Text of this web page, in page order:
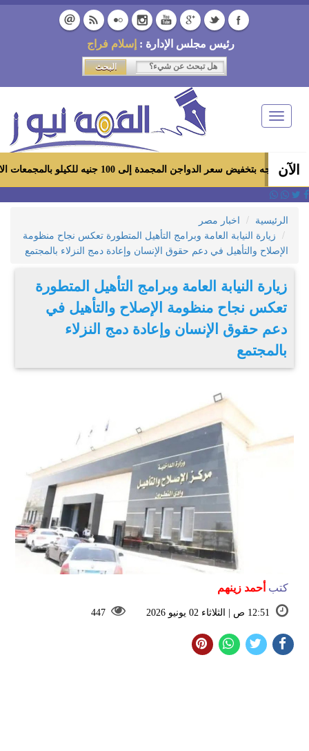
رئيس مجلس الإدارة : إسلام فراج
Toggle
navigation
الآن
المجمدة إلى 100 جنيه للكيلو بالمجمعات الاستهلاكية ومعارض «أهلاً رمضان»
الرئيسية
اخبار مصر
زيارة النيابة العامة وبرامج التأهيل المتطورة تعكس نجاح منظومة
الإصلاح والتأهيل في دعم حقوق الإنسان وإعادة دمج النزلاء بالمجتمع
زيارة النيابة العامة وبرامج التأهيل المتطورة
تعكس نجاح منظومة الإصلاح والتأهيل في
دعم حقوق الإنسان وإعادة دمج النزلاء
بالمجتمع
كتب أحمد زينهم
12:51 ص | الثلاثاء 02 يونيو 2026 447